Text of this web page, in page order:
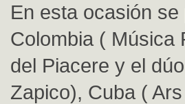
En esta ocasión
Colombia ( Música
del Piacere y el
Zapico), Cuba (